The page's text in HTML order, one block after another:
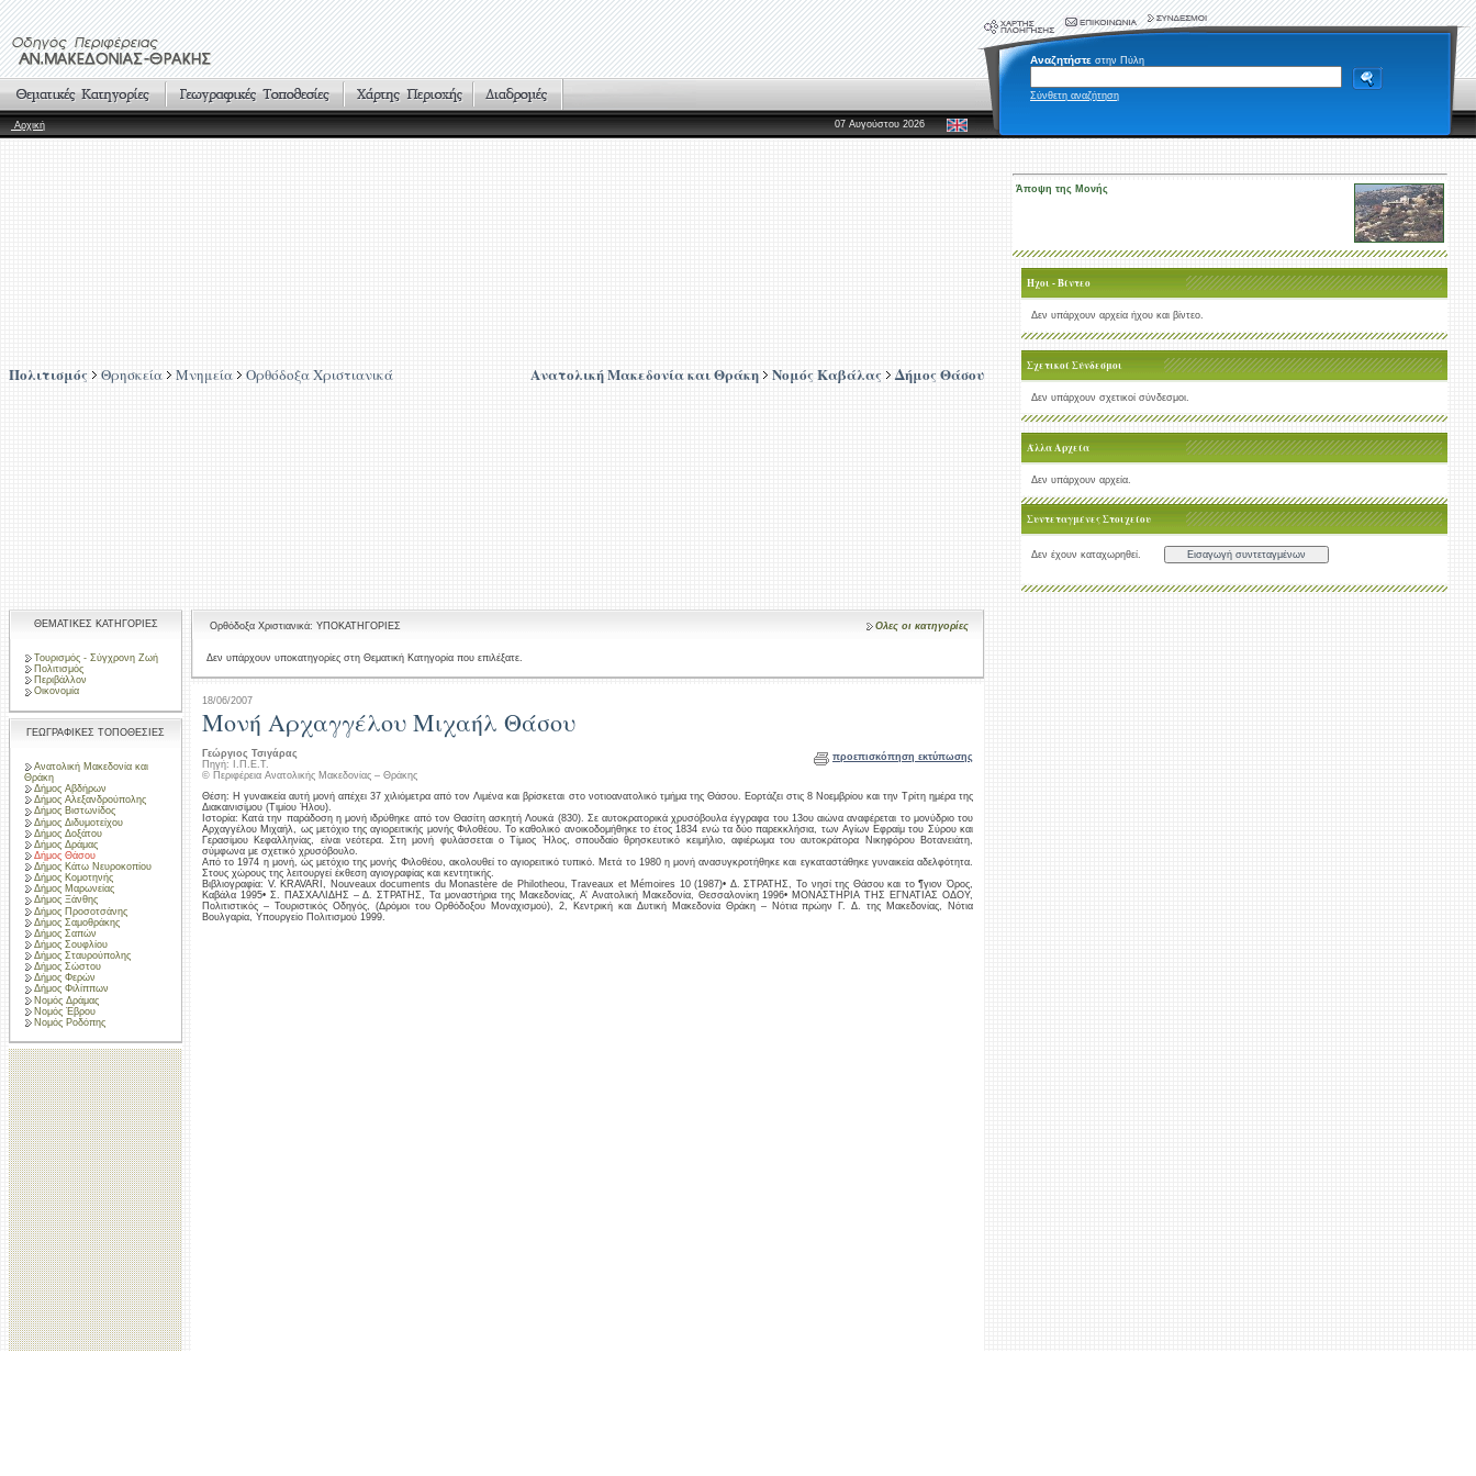
Αναζητήστε στην Πύλη
Σύνθετη αναζήτηση
Αρχική 07 Αυγούστου 2026
Πολιτισμός Θρησκεία Μνημεία Ορθόδοξα Χριστιανικά Ανατολική Μακεδονία και Θράκη Νομός Καβάλας Δήμος Θάσου
Άποψη της Μονής
Ήχοι - Βίντεο
Δεν υπάρχουν αρχεία ήχου και βίντεο.
Σχετικοί Σύνδεσμοι
Δεν υπάρχουν σχετικοί σύνδεσμοι.
Άλλα Αρχεία
Δεν υπάρχουν αρχεία.
Συντεταγμένες Στοιχείου
Δεν έχουν καταχωρηθεί.
ΘΕΜΑΤΙΚΕΣ ΚΑΤΗΓΟΡΙΕΣ
Τουρισμός - Σύγχρονη Ζωή
Πολιτισμός
Περιβάλλον
Οικονομία
ΓΕΩΓΡΑΦΙΚΕΣ ΤΟΠΟΘΕΣΙΕΣ
Ανατολική Μακεδονία και
Θράκη
Δήμος Αβδήρων
Δήμος Αλεξανδρούπολης
Δήμος Βιστωνίδος
Δήμος Διδυμοτείχου
Δήμος Δοξάτου
Δήμος Δράμας
Δήμος Θάσου
Δήμος Κάτω Νευροκοπίου
Δήμος Κομοτηνής
Δήμος Μαρωνείας
Δήμος Ξάνθης
Δήμος Προσοτσάνης
Δήμος Σαμοθράκης
Δήμος Σαπών
Δήμος Σουφλίου
Δήμος Σταυρούπολης
Δήμος Σώστου
Δήμος Φερών
Δήμος Φιλίππων
Νομός Δράμας
Νομός Έβρου
Νομός Ροδόπης
Ορθόδοξα Χριστιανικά: ΥΠΟΚΑΤΗΓΟΡΙΕΣ Ολες οι κατηγορίες
Δεν υπάρχουν υποκατηγορίες στη Θεματική Κατηγορία που επιλέξατε.
18/06/2007
Μονή Αρχαγγέλου Μιχαήλ Θάσου
Γεώργιος Τσιγάρας
Πηγή: Ι.Π.Ε.Τ.
© Περιφέρεια Ανατολικής Μακεδονίας – Θράκης
προεπισκόπηση εκτύπωσης
Θέση: Η γυναικεία αυτή μονή απέχει 37 χιλιόμετρα από τον Λιμένα και βρίσκεται στο νοτιοανατολικό τμήμα της Θάσου. Εορτάζει στις 8 Νοεμβρίου και την Τρίτη ημέρα της
Διακαινισίμου (Τιμίου Ήλου).
Ιστορία: Κατά την παράδοση η μονή ιδρύθηκε από τον Θασίτη ασκητή Λουκά (830). Σε αυτοκρατορικά χρυσόβουλα έγγραφα του 13ου αιώνα αναφέρεται το μονύδριο του
Αρχαγγέλου Μιχαήλ, ως μετόχιο της αγιορειτικής μονής Φιλοθέου. Το καθολικό ανοικοδομήθηκε το έτος 1834 ενώ τα δύο παρεκκλήσια, των Αγίων Εφραίμ του Σύρου και
Γερασίμου Κεφαλληνίας, είναι νεότερα. Στη μονή φυλάσσεται ο Τίμιος Ήλος, σπουδαίο θρησκευτικό κειμήλιο, αφιέρωμα του αυτοκράτορα Νικηφόρου Βοτανειάτη,
σύμφωνα με σχετικό χρυσόβουλο.
Από το 1974 η μονή, ώς μετόχιο της μονής Φιλοθέου, ακολουθεί το αγιορειτικό τυπικό. Μετά το 1980 η μονή ανασυγκροτήθηκε και εγκαταστάθηκε γυναικεία αδελφότητα.
Στους χώρους της λειτουργεί έκθεση αγιογραφίας και κεντητικής.
Βιβλιογραφία: V. KRAVARI, Nouveaux documents du Monastère de Philotheou, Traveaux et Mémoires 10 (1987)• Δ. ΣΤΡΑΤΗΣ, Το νησί της Θάσου και το ¶γιον Όρος,
Καβάλα 1995• Σ. ΠΑΣΧΑΛΙΔΗΣ – Δ. ΣΤΡΑΤΗΣ, Τα μοναστήρια της Μακεδονίας, Α’ Ανατολική Μακεδονία, Θεσσαλονίκη 1996• ΜΟΝΑΣΤΗΡΙΑ ΤΗΣ ΕΓΝΑΤΙΑΣ ΟΔΟΥ,
Πολιτιστικός – Τουριστικός Οδηγός, (Δρόμοι του Ορθόδοξου Μοναχισμού), 2, Κεντρική και Δυτική Μακεδονία Θράκη – Νότια πρώην Γ. Δ. της Μακεδονίας, Νότια
Βουλγαρία, Υπουργείο Πολιτισμού 1999.